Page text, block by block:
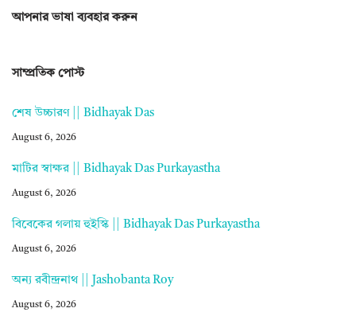
আপনার ভাষা ব্যবহার করুন
সাম্প্রতিক পোস্ট
শেষ উচ্চারণ || Bidhayak Das
August 6, 2026
মাটির স্বাক্ষর || Bidhayak Das Purkayastha
August 6, 2026
বিবেকের গলায় হুইস্কি || Bidhayak Das Purkayastha
August 6, 2026
অন্য রবীন্দ্রনাথ || Jashobanta Roy
August 6, 2026